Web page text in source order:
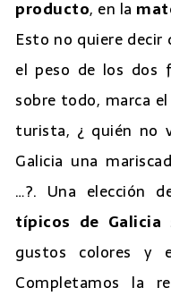
producto, en la
Esto no quiere decir
el peso de los dos
sobre todo, marca
turista, ¿ quién no
Galicia una
…?. Una elección
típicos de Galicia
gustos colores y
Completamos la